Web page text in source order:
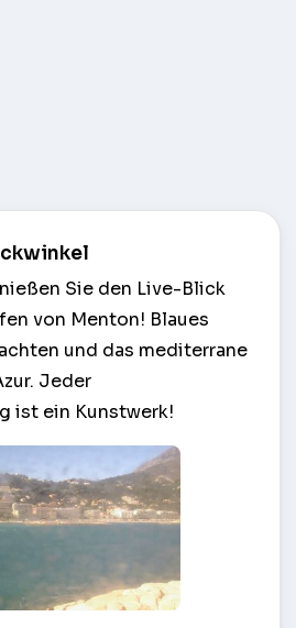
Sie den Live-Blick
von Menton! Blaues
und das mediterrane
Jeder
ist ein Kunstwerk!